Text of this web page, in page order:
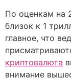
По оценкам на
близок к 1
главное, что
криптовалюта
внимание